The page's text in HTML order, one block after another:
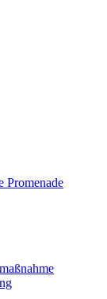
Promenade